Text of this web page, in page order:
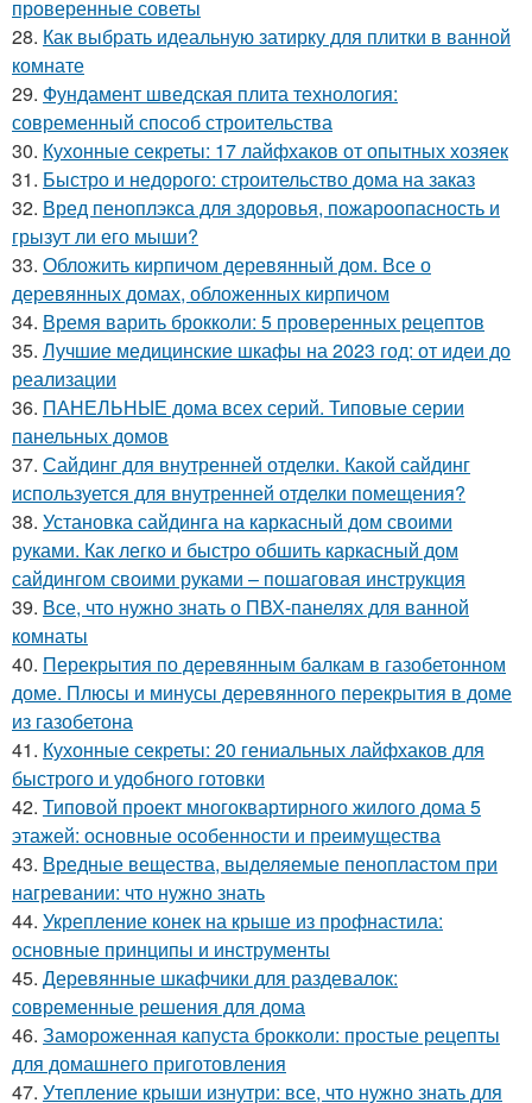
проверенные советы
28. Как выбрать идеальную затирку для плитки в ванной
комнате
29. Фундамент шведская плита технология:
современный способ строительства
30. Кухонные секреты: 17 лайфхаков от опытных хозяек
31. Быстро и недорого: строительство дома на заказ
32. Вред пеноплэкса для здоровья, пожароопасность и
грызут ли его мыши?
33. Обложить кирпичом деревянный дом. Все о
деревянных домах, обложенных кирпичом
34. Время варить брокколи: 5 проверенных рецептов
35. Лучшие медицинские шкафы на 2023 год: от идеи до
реализации
36. ПАНЕЛЬНЫЕ дома всех серий. Типовые серии
панельных домов
37. Сайдинг для внутренней отделки. Какой сайдинг
используется для внутренней отделки помещения?
38. Установка сайдинга на каркасный дом своими
руками. Как легко и быстро обшить каркасный дом
сайдингом своими руками – пошаговая инструкция
39. Все, что нужно знать о ПВХ-панелях для ванной
комнаты
40. Перекрытия по деревянным балкам в газобетонном
доме. Плюсы и минусы деревянного перекрытия в доме
из газобетона
41. Кухонные секреты: 20 гениальных лайфхаков для
быстрого и удобного готовки
42. Типовой проект многоквартирного жилого дома 5
этажей: основные особенности и преимущества
43. Вредные вещества, выделяемые пенопластом при
нагревании: что нужно знать
44. Укрепление конек на крыше из профнастила:
основные принципы и инструменты
45. Деревянные шкафчики для раздевалок:
современные решения для дома
46. Замороженная капуста брокколи: простые рецепты
для домашнего приготовления
47. Утепление крыши изнутри: все, что нужно знать для